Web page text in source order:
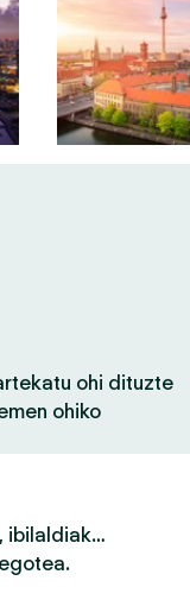
ohi dituzte
ohiko
ibilaldiak…